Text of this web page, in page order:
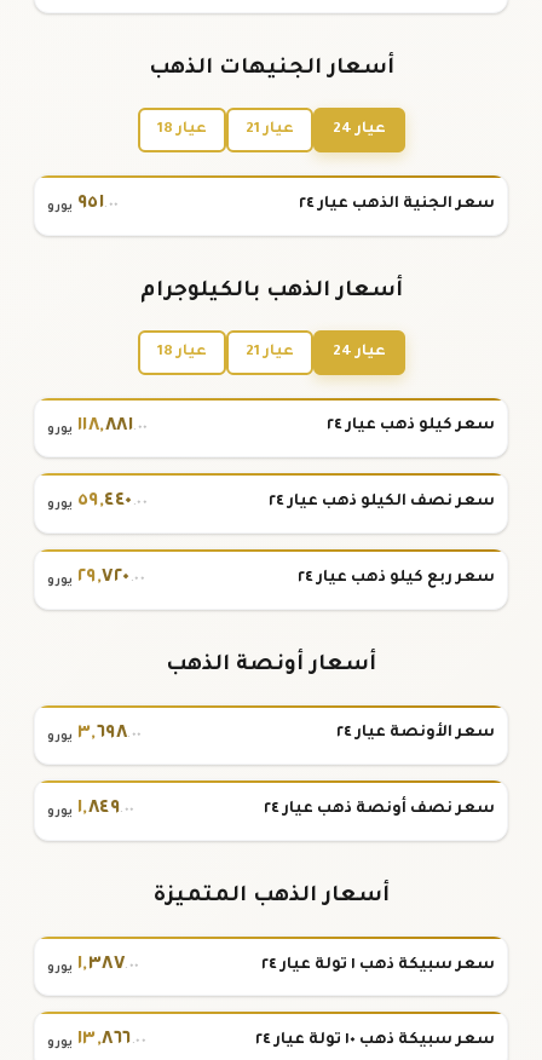
أسعار الجنيهات الذهب
عيار 24 عيار 21 عيار 18
سعر الجنية الذهب عيار ٢٤ ٩٥١.٠٠ يورو
أسعار الذهب بالكيلوجرام
عيار 24 عيار 21 عيار 18
سعر كيلو ذهب عيار ٢٤ ١١٨,٨٨١.٠٠ يورو
سعر نصف الكيلو ذهب عيار ٢٤ ٥٩,٤٤٠ .٠٠ يورو
سعر ربع كيلو ذهب عيار ٢٤ ٢٩,٧٢٠ .٠٠ يورو
أسعار أونصة الذهب
سعر الأونصة عيار ٢٤ ٣,٦٩٨.٠٠ يورو
سعر نصف أونصة ذهب عيار ٢٤ ١,٨٤٩.٠٠ يورو
أسعار الذهب المتميزة
سعر سبيكة ذهب ١ تولة عيار ٢٤ ١,٣٨٧.٠٠ يورو
سعر سبيكة ذهب ١٠ تولة عيار ٢٤ ١٣,٨٦٦.٠٠ يورو